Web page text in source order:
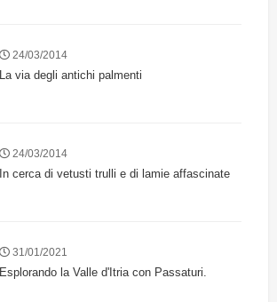
24/03/2014
La via degli antichi palmenti
24/03/2014
In cerca di vetusti trulli e di lamie affascinate
31/01/2021
Esplorando la Valle d'Itria con Passaturi.